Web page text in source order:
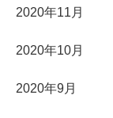
2020年11月
2020年10月
2020年9月